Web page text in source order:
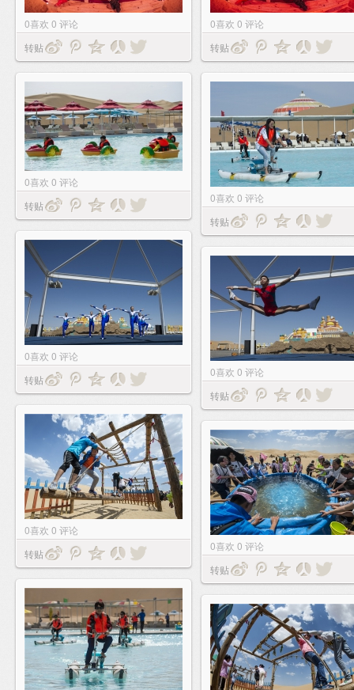
0喜欢 0 评论
转贴
0喜欢 0 评论
转贴
0喜欢 0 评论
转贴
0喜欢 0 评论
转贴
0喜欢 0 评论
转贴
0喜欢 0 评论
转贴
0喜欢 0 评论
转贴
0喜欢 0 评论
转贴